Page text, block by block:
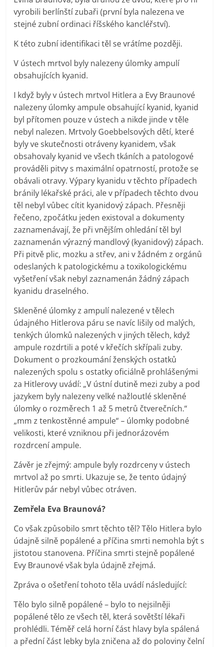
vyrobili berlínští zubaři (první byla nalezena ve
stejné zubní ordinaci říšského kancléřství).
K této zubní identifikaci těl se vrátíme později.
V ústech mrtvol byly nalezeny úlomky ampulí
obsahujících kyanid.
I když byly v ústech mrtvol Hitlera a Evy Braunové
nalezeny úlomky ampule obsahující kyanid, kyanid
byl přítomen pouze v ústech a nikde jinde v těle
nebyl nalezen. Mrtvoly Goebbelsových dětí, které
byly ve skutečnosti otráveny kyanidem, však
obsahovaly kyanid ve všech tkáních a patologové
prováděli pitvy s maximální opatrností, protože se
obávali otravy. Výpary kyanidu v těchto případech
bránily lékařské práci, ale v případech těchto dvou
těl nebyl vůbec cítit kyanidový zápach. Přesněji
řečeno, zpočátku jeden existoval a dokumenty
zaznamenávají, že při vnějším ohledání těl byl
zaznamenán výrazný mandlový (kyanidový) zápach.
Při pitvě plic, mozku a střev, ani v žádném z orgánů
odeslaných k patologickému a toxikologickému
vyšetření však nebyl zaznamenán žádný zápach
kyanidu draselného.
Skleněné úlomky z ampulí nalezené v tělech
údajného Hitlerova páru se navíc lišily od malých,
tenkých úlomků nalezených v jiných tělech, když
ampule rozdrtili a poté v křečích skřípali zuby.
Dokument o prozkoumání ženských ostatků
nalezených spolu s ostatky oficiálně prohlášenými
za Hitlerovy uvádí: „V ústní dutině mezi zuby a pod
jazykem byly nalezeny velké nažloutlé skleněné
úlomky o rozměrech 1 až 5 metrů čtverečních.“
„mm z tenkostěnné ampule“ – úlomky podobné
velikosti, které vzniknou při jednorázovém
rozdrcení ampule.
Závěr je zřejmý: ampule byly rozdrceny v ústech
mrtvol až po smrti. Ukazuje se, že tento údajný
Hitlerův pár nebyl vůbec otráven.
Zemřela Eva Braunová?
Co však způsobilo smrt těchto těl? Tělo Hitlera bylo
údajně silně popálené a příčina smrti nemohla být s
jistotou stanovena. Příčina smrti stejně popálené
Evy Braunové však byla údajně zřejmá.
Zpráva o ošetření tohoto těla uvádí následující:
Tělo bylo silně popálené – bylo to nejsilněji
popálené tělo ze všech těl, která sovětští lékaři
prohlédli. Téměř celá horní část hlavy byla spálená
a přední část lebky byla zničena až do poloviny čelní